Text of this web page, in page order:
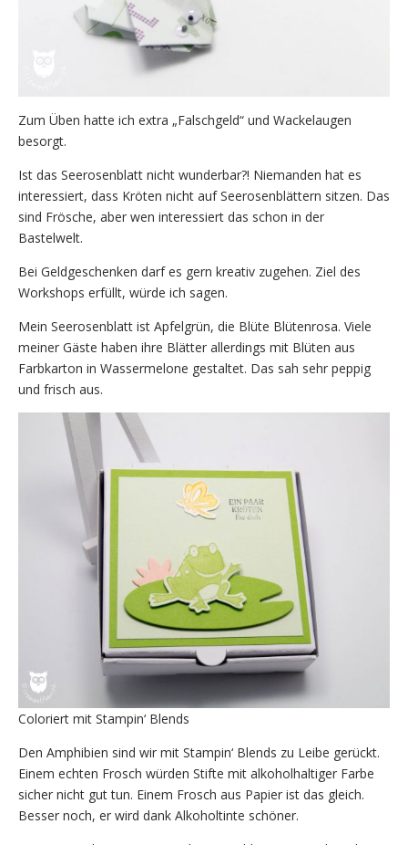
Zum Üben hatte ich extra „Falschgeld“ und Wackelaugen
besorgt.
Ist das Seerosenblatt nicht wunderbar?! Niemanden hat es
interessiert, dass Kröten nicht auf Seerosenblättern sitzen. Das
sind Frösche, aber wen interessiert das schon in der
Bastelwelt.
Bei Geldgeschenken darf es gern kreativ zugehen. Ziel des
Workshops erfüllt, würde ich sagen.
Mein Seerosenblatt ist Apfelgrün, die Blüte Blütenrosa. Viele
meiner Gäste haben ihre Blätter allerdings mit Blüten aus
Farbkarton in Wassermelone gestaltet. Das sah sehr peppig
und frisch aus.
Coloriert mit Stampin‘ Blends
Den Amphibien sind wir mit Stampin‘ Blends zu Leibe gerückt.
Einem echten Frosch würden Stifte mit alkoholhaltiger Farbe
sicher nicht gut tun. Einem Frosch aus Papier ist das gleich.
Besser noch, er wird dank Alkoholtinte schöner.